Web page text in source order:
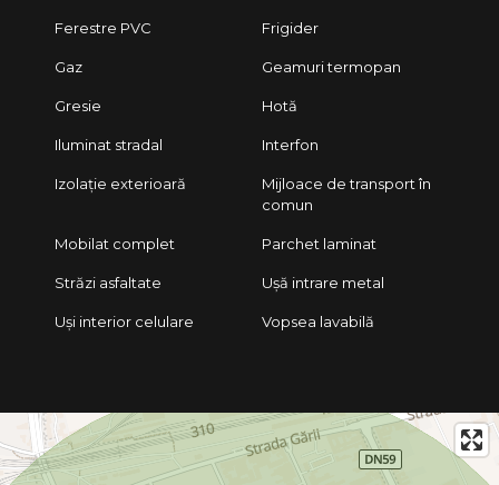
Ferestre PVC Frigider
Gaz Geamuri termopan
Gresie Hotă
Iluminat stradal Interfon
Izolație exterioară
Mijloace de transport în
comun
Mobilat complet Parchet laminat
Străzi asfaltate Ușă intrare metal
Uși interior celulare Vopsea lavabilă